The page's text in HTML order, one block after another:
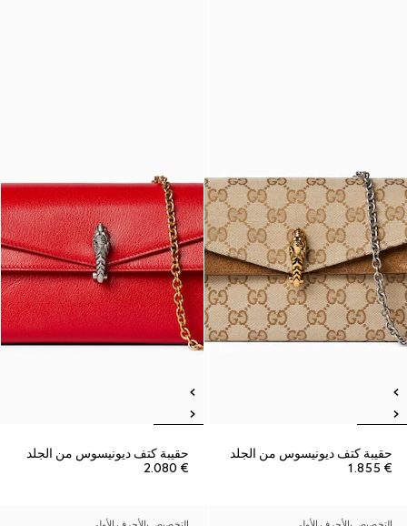
حقيبة كتف ديونيسوس من الجلد
€ 1.855
حقيبة كتف ديونيسوس من الجلد
€ 2.080